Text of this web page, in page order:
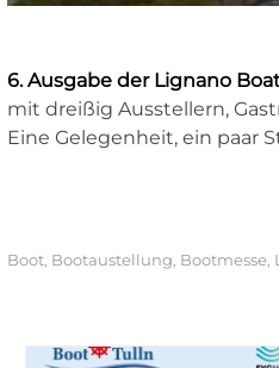
6. Ausgabe der Lignano
mit dreißig Ausstellern,
Eine Gelegenheit, ein paar
Boot, Bootaustellung, Bootmesse,